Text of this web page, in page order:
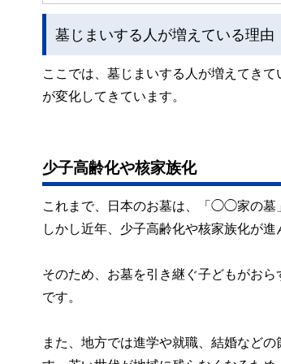
墓じまいする人が増えている理由
ここでは、墓じまいする人が増えてき
が変化してきています。
少子高齢化や核家族化
これまで、日本のお墓は、「◯◯家の墓
しかし近年、少子高齢化や核家族化が
そのため、お墓を引き継ぐ子どもがお
です。
また、地方では進学や就職、結婚など